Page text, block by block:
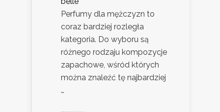
Perfumy dla mężczyzn to
coraz bardziej rozległa
kategoria. Do wyboru są
różnego rodzaju kompozycje
zapachowe, wśród których
można znaleźć tę najbardziej
…